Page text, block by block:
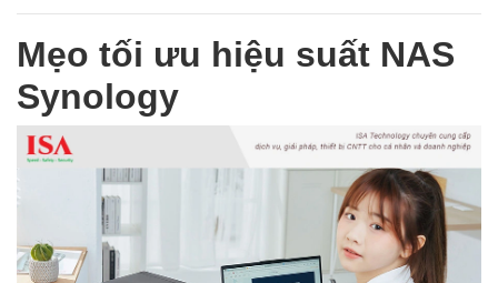
Mẹo tối ưu hiệu suất NAS
Synology